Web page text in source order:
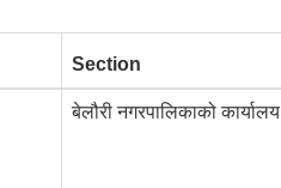
Section
बेलौरी नगरपालिकाको कार्यालय